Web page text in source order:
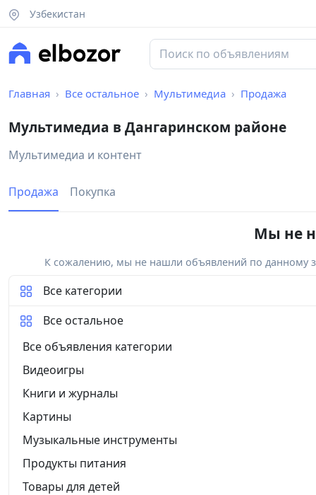
Узбекистан
Главная Все остальное Мультимедиа Продажа
Мультимедиа в Дангаринском районе
Мультимедиа и контент
Продажа Покупка
Мы не
К сожалению, мы не нашли объявлений по данному
Все категории
Все остальное
Все объявления категории
Видеоигры
Книги и журналы
Картины
Музыкальные инструменты
Продукты питания
Товары для детей